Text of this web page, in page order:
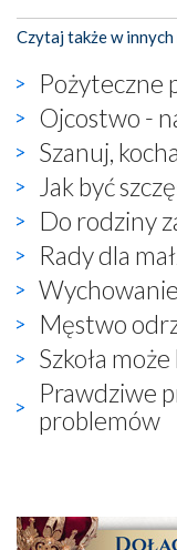
Czytaj także w
Pożyteczne
Ojcostwo -
Szanuj,
Jak być
Do rodziny
Rady dla
Męstwo
Szkoła
Prawdziwe
problemów